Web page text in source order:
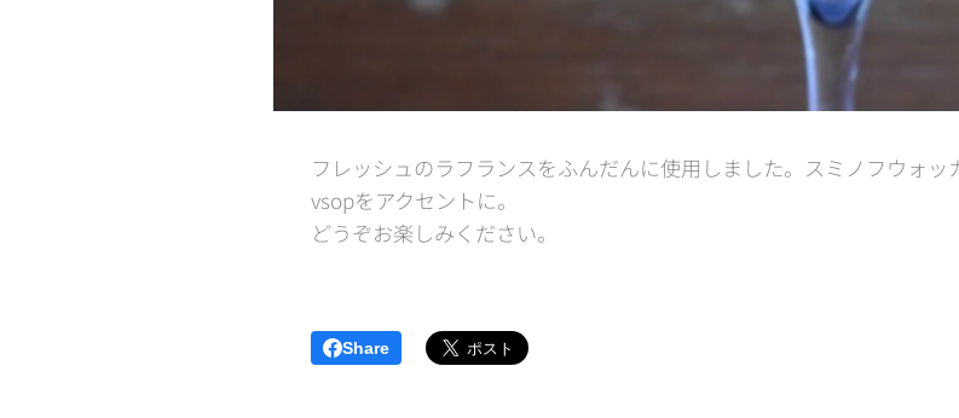
フレッシュのラフランスをふんだんに使用しました。スミノフウォ
vsopをアクセントに。
どうぞお楽しみください。
Share